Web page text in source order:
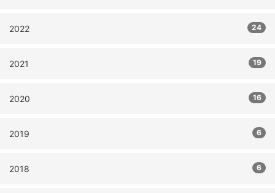
2022 24
2021 19
2020 16
2019 6
2018 6